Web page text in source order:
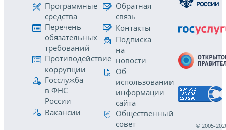
Программные
средства
Перечень
обязательных
требований
Противодействие
коррупции
Госслужба
в ФНС
России
Вакансии
Обратная
связь
Контакты
Подписка
на
новости
Об
использовании
информации
сайта
Общественный
совет
© 2005-